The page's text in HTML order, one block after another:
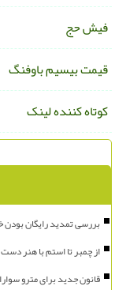
حج
بیسیم باوفنگ
کننده لینک
بررسی تمدید رایگان بودن
از چمبر تا استم با هنر دست
قانون جدید برای مترو